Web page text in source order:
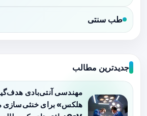
طب سنتی
جدیدترین مطالب
مهندسی آنتی‌بادی